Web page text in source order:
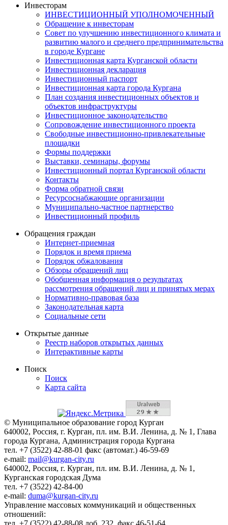
Инвесторам
ИНВЕСТИЦИОННЫЙ УПОЛНОМОЧЕННЫЙ
Обращение к инвесторам
Совет по улучшению инвестиционного климата и
развитию малого и среднего предпринимательства
в городе Кургане
Инвестиционная карта Курганской области
Инвестиционная декларация
Инвестиционный паспорт
Инвестиционная карта города Кургана
План создания инвестиционных объектов и
объектов инфраструктуры
Инвестиционное законодательство
Сопровождение инвестиционного проекта
Свободные инвестиционно-привлекательные
площадки
Формы поддержки
Выставки, семинары, форумы
Инвестиционный портал Курганской области
Контакты
Форма обратной связи
Ресурсоснабжающие организации
Муниципально-частное партнерство
Инвестиционный профиль
Обращения граждан
Интернет-приемная
Порядок и время приема
Порядок обжалования
Обзоры обращений лиц
Обобщенная информация о результатах
рассмотрения обращений лиц и принятых мерах
Нормативно-правовая база
Законодательная карта
Социальные сети
Открытые данные
Реестр наборов открытых данных
Интерактивные карты
Поиск
Поиск
Карта сайта
© Муниципальное образование город Курган
640002, Россия, г. Курган, пл. им. В.И. Ленина, д. № 1, Глава
города Кургана, Администрация города Кургана
тел. +7 (3522) 42-88-01 факс (автомат.) 46-59-69
e-mail: mail@kurgan-city.ru
640002, Россия, г. Курган, пл. им. В.И. Ленина, д. № 1,
Курганская городская Дума
тел. +7 (3522) 42-84-00
e-mail: duma@kurgan-city.ru
Управление массовых коммуникаций и общественных
отношений:
тел. +7 (3522) 42-88-08 доб. 232, факс 46-51-64